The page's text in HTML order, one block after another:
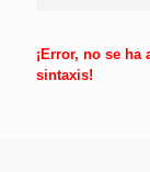
¡Error, no se ha
sintaxis!